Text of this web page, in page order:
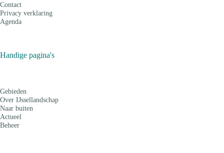
Contact
Privacy verklaring
Agenda
Handige pagina's
Gebieden
Over IJssellandschap
Naar buiten
Actueel
Beheer